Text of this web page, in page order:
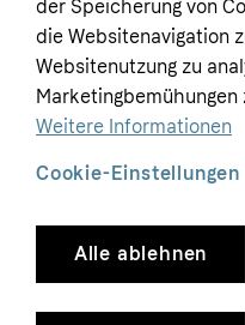
Terms & conditions
Privacy policy
Tracking technology
Sell with Klarna
Contact us
Global
der Speicherung von
die Websitenavigation
Websitenutzung zu
Weitere Informationen
Alle ablehnen
Cookie-Einstellungen